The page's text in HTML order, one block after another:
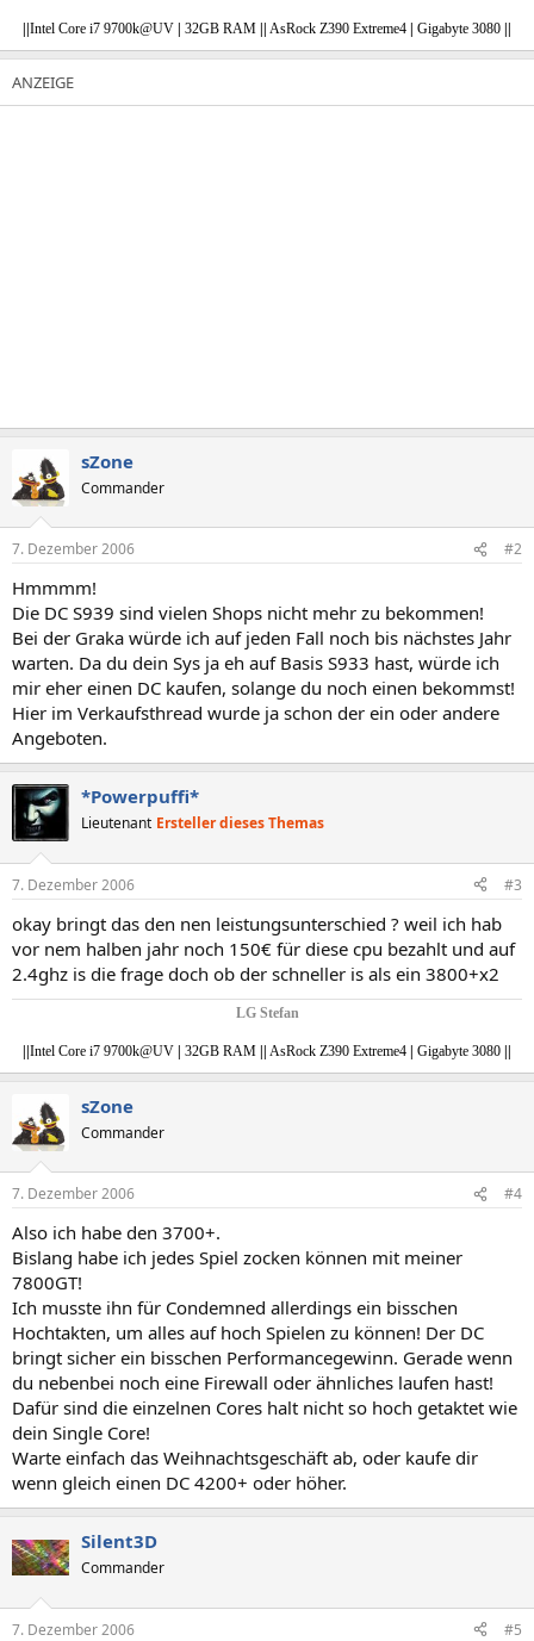
||Intel Core i7 9700k@UV | 32GB RAM || AsRock Z390 Extreme4 | Gigabyte 3080 ||
sZone
Commander
7. Dezember 2006 #2
Hmmmm!
Die DC S939 sind vielen Shops nicht mehr zu bekommen!
Bei der Graka würde ich auf jeden Fall noch bis nächstes Jahr
warten. Da du dein Sys ja eh auf Basis S933 hast, würde ich
mir eher einen DC kaufen, solange du noch einen bekommst!
Hier im Verkaufsthread wurde ja schon der ein oder andere
Angeboten.
*Powerpuffi*
Lieutenant Ersteller dieses Themas
7. Dezember 2006 #3
okay bringt das den nen leistungsunterschied ? weil ich hab
vor nem halben jahr noch 150€ für diese cpu bezahlt und auf
2.4ghz is die frage doch ob der schneller is als ein 3800+x2
LG Stefan
||Intel Core i7 9700k@UV | 32GB RAM || AsRock Z390 Extreme4 | Gigabyte 3080 ||
sZone
Commander
7. Dezember 2006 #4
Also ich habe den 3700+.
Bislang habe ich jedes Spiel zocken können mit meiner
7800GT!
Ich musste ihn für Condemned allerdings ein bisschen
Hochtakten, um alles auf hoch Spielen zu können! Der DC
bringt sicher ein bisschen Performancegewinn. Gerade wenn
du nebenbei noch eine Firewall oder ähnliches laufen hast!
Dafür sind die einzelnen Cores halt nicht so hoch getaktet wie
dein Single Core!
Warte einfach das Weihnachtsgeschäft ab, oder kaufe dir
wenn gleich einen DC 4200+ oder höher.
Silent3D
Commander
7. Dezember 2006 #5